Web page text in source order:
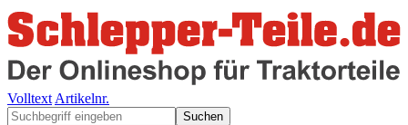
Volltext Artikelnr.
Suchen